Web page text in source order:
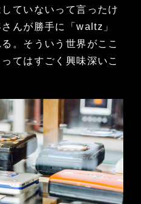
ていないって言ったけ
んが勝手に「waltz」
。そういう世界がここ
てはすごく興味深いこ